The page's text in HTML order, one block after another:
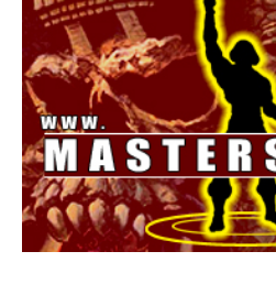
Passer à la